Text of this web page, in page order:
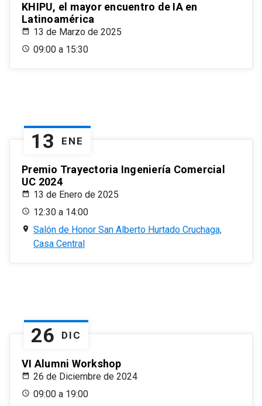
KHIPU, el mayor encuentro de IA en
Latinoamérica
13 de Marzo de 2025
09:00 a 15:30
13 ENE
Premio Trayectoria Ingeniería Comercial
UC 2024
13 de Enero de 2025
12:30 a 14:00
Salón de Honor San Alberto Hurtado Cruchaga,
Casa Central
26 DIC
VI Alumni Workshop
26 de Diciembre de 2024
09:00 a 19:00